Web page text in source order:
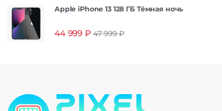
Apple iPhone 13 128 ГБ Тёмная ночь
44 999 ₽ 47 999₽